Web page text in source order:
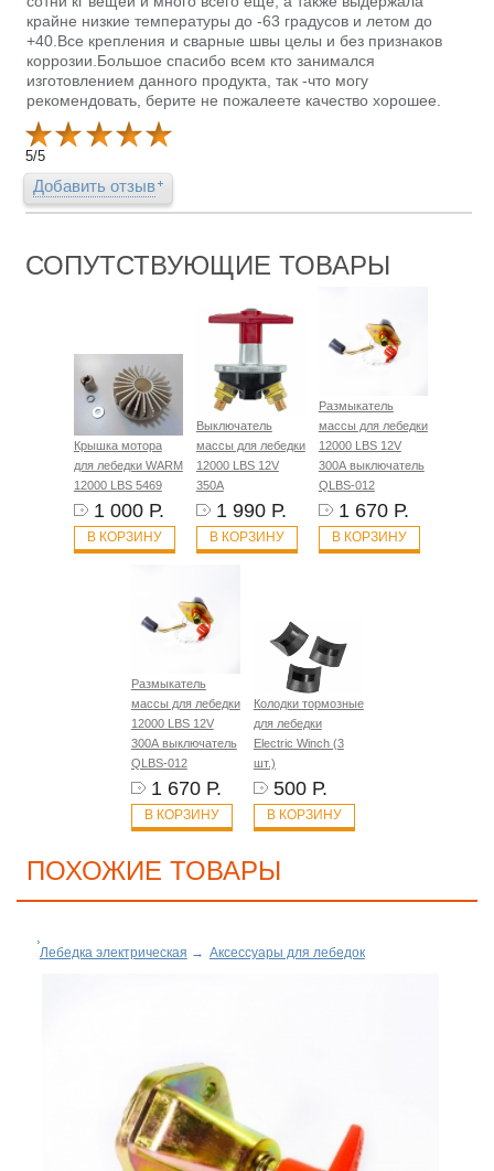
крайне низкие температуры до -63 градусов и летом до
+40.Все крепления и сварные швы целы и без признаков
коррозии.Большое спасибо всем кто занимался
изготовлением данного продукта, так -что могу
рекомендовать, берите не пожалеете качество хорошее.
5/5
Добавить отзыв
СОПУТСТВУЮЩИЕ ТОВАРЫ
Крышка мотора
для лебедки WARM
12000 LBS 5469
1 000 Р.
В КОРЗИНУ
Выключатель
массы для лебедки
12000 LBS 12V
350А
1 990 Р.
В КОРЗИНУ
Размыкатель
массы для лебедки
12000 LBS 12V
300А выключатель
QLBS-012
1 670 Р.
В КОРЗИНУ
Размыкатель
массы для лебедки
12000 LBS 12V
300А выключатель
QLBS-012
1 670 Р.
В КОРЗИНУ
Колодки тормозные
для лебедки
Electric Winch (3
шт.)
500 Р.
В КОРЗИНУ
ПОХОЖИЕ ТОВАРЫ
Лебедка электрическая → Аксессуары для лебедок